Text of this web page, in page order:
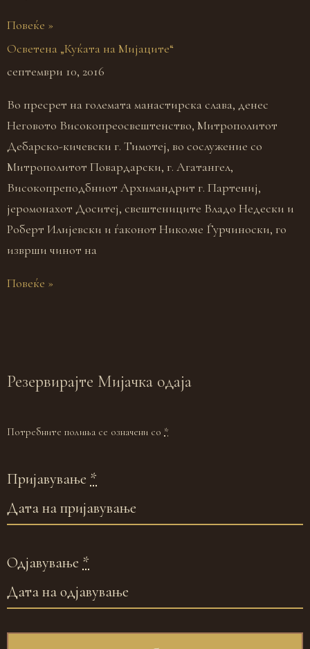
Повеќе »
Осветена „Куќата на Мијаците“
септември 10, 2016
Во пресрет на големата манастирска слава, денес
Неговото Високопреосвештенство, Митрополитот
Дебарско-кичевски г. Тимотеј, во сослужение со
Митрополитот Повардарски, г. Агатангел,
Високопреподбниот Архимандрит г. Партениј,
јеромонахот Доситеј, свештениците Владо Недески и
Роберт Илијевски и ѓаконот Николче Ѓурчиноски, го
изврши чинот на
Повеќе »
Резервирајте Мијачка одаја
Потребните полиња се означени со *
Пријавување *
Одјавување *